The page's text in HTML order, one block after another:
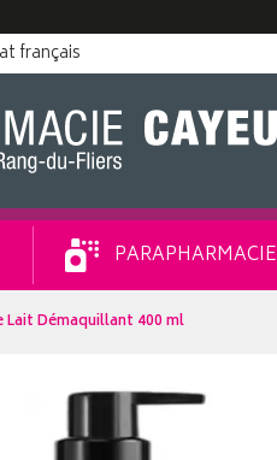
français
PARAPHARMACIE
Lait Démaquillant 400 ml